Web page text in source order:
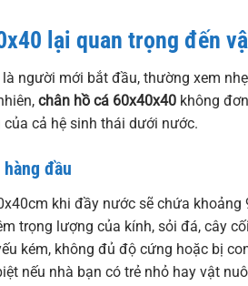
lại quan trọng đến
người mới bắt đầu, thường xem
chân hồ cá 60x40x40 không
cả hệ sinh thái dưới nước.
đầu
khi đầy nước sẽ chứa khoảng
trọng lượng của kính, sỏi đá, cây
kém, không đủ độ cứng hoặc bị
nếu nhà bạn có trẻ nhỏ hay vật